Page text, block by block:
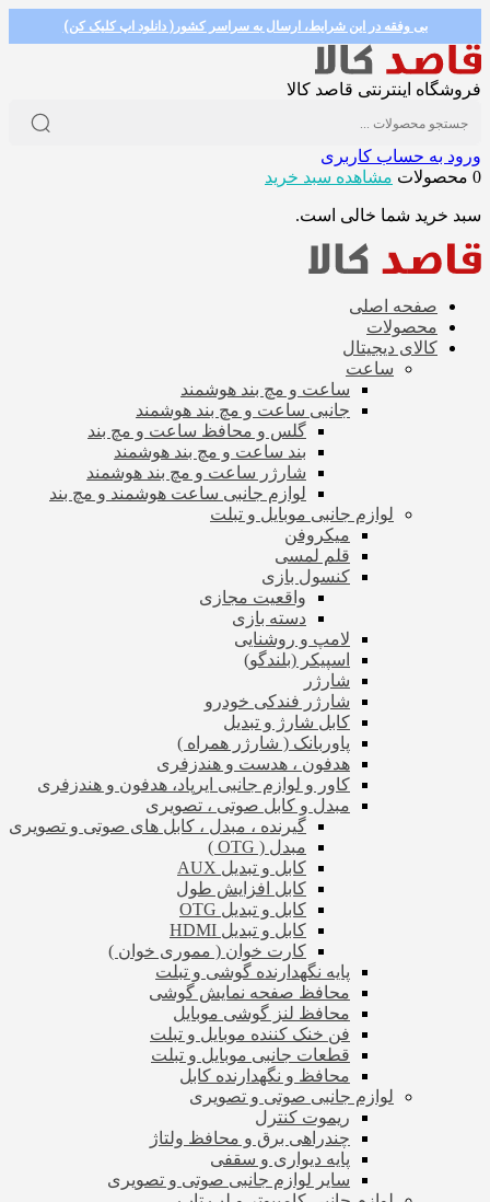
بی وفقه در این شرایط، ارسال به سراسر کشور( دانلود اپ کلیک کن)
فروشگاه اینترنتی قاصد کالا
ورود به حساب کاربری
0 محصولات
مشاهده سبد خرید
سبد خرید شما خالی است.
صفحه اصلی
محصولات
کالای دیجیتال
ساعت
ساعت و مچ بند هوشمند
جانبی ساعت و مچ بند هوشمند
گلس و محافظ ساعت و مچ بند
بند ساعت و مچ بند هوشمند
شارژر ساعت و مچ بند هوشمند
لوازم جانبی ساعت هوشمند و مچ بند
لوازم جانبی موبایل و تبلت
میکروفن
قلم لمسی
کنسول بازی
واقعیت مجازی
دسته بازی
لامپ و روشنایی
اسپیکر (بلندگو)
شارژر
شارژر فندکی خودرو
کابل شارژ و تبدیل
پاوربانک ( شارژر همراه )
هدفون ، هدست و هندزفری
کاور و لوازم جانبی ایرپاد، هدفون و هندزفری
مبدل و کابل صوتی ، تصویری
گیرنده ، مبدل ، کابل های صوتی و تصویری
مبدل ( OTG )
کابل و تبدیل AUX
کابل افزایش طول
کابل و تبدیل OTG
کابل و تبدیل HDMI
کارت خوان ( مموری خوان )
پایه نگهدارنده گوشی و تبلت
محافظ صفحه نمایش گوشی
محافظ لنز گوشی موبایل
فن خنک کننده موبایل و تبلت
قطعات جانبی موبایل و تبلت
محافظ و نگهدارنده کابل
لوازم جانبی صوتی و تصویری
ریموت کنترل
چندراهی برق و محافظ ولتاژ
پایه دیواری و سقفی
سایر لوازم جانبی صوتی و تصویری